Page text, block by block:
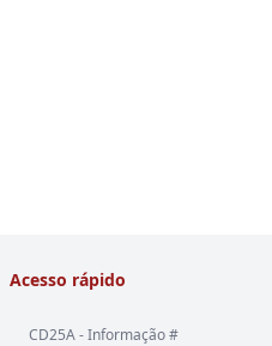
Acesso rápido
CD25A - Informação #